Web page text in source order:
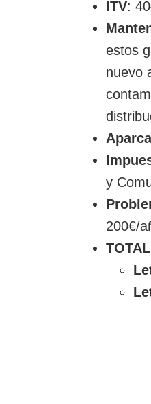
ITV:
estos
nuevo
y
200€/